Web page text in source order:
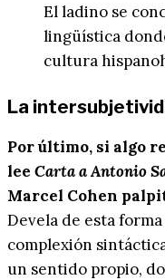
El ladino se
lingüística
cultura
La
Por último, si algo
lee Carta a Antonio
Marcel Cohen
Devela de esta
complexión
un sentido propio,